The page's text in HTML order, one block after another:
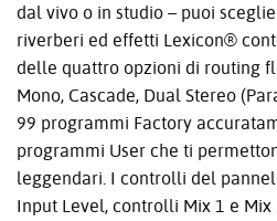
dal vivo o in studio – puoi
riverberi ed effetti Lexicon®
delle quattro opzioni di routing
Mono, Cascade, Dual Stereo
99 programmi Factory
programmi User che ti
leggendari. I controlli del
Input Level, controlli Mix 1 e Mix